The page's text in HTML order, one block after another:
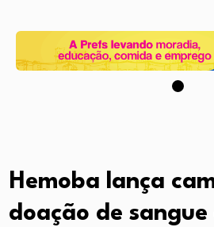
Hemoba lança
doação de sangue